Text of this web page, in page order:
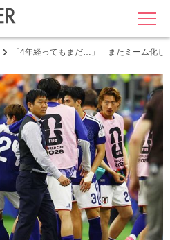
MENU
「4年経ってもまだ…」 またミーム化し